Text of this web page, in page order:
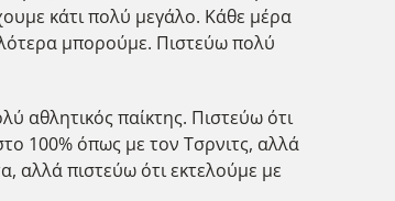
κάτι πολύ μεγάλο. Κάθε μέρα
μπορούμε. Πιστεύω πολύ
αθλητικός παίκτης. Πιστεύω ότι
100% όπως με τον Τσρνιτς, αλλά
αλλά πιστεύω ότι εκτελούμε με